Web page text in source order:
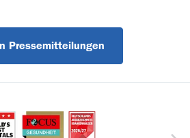
Pressemitteilungen